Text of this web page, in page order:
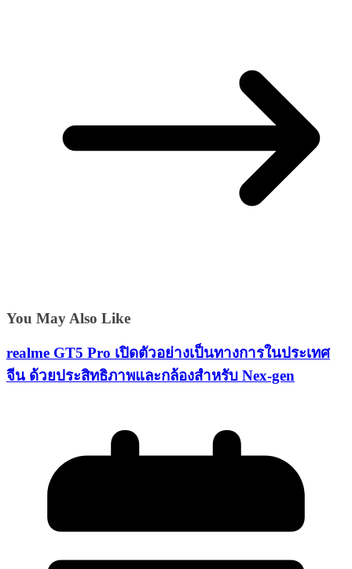
You May Also Like
realme GT5 Pro เปิดตัวอย่างเป็นทางการในประเทศ
จีน ด้วยประสิทธิภาพและกล้องสำหรับ Nex-gen